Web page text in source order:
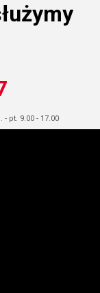
pt. 9.00 - 17.00